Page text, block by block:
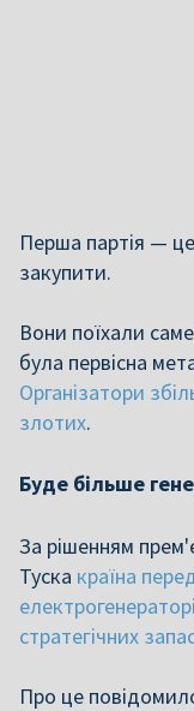
Перша партія —
закупити.
Вони поїхали
була первісна
Організатори
злотих.
Буде більше
За рішенням
Туска країна
стратегічних
Про це